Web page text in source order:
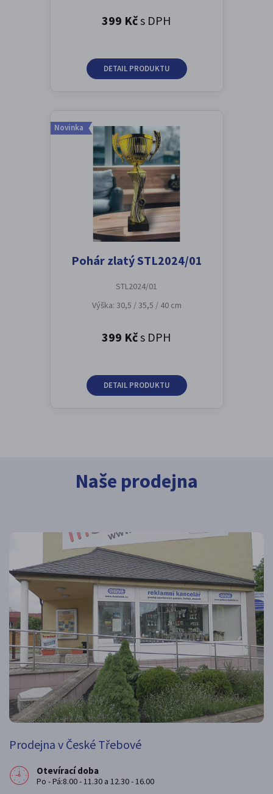
399 Kčs DPH
DETAIL PRODUKTU
Novinka
Pohár zlatý STL2024/01
STL2024/01
Výška: 30,5 / 35,5 / 40 cm
399 Kčs DPH
DETAIL PRODUKTU
Naše prodejna
Prodejna v České Třebové
Otevírací doba
Po - Pá:8.00 - 11.30 a 12.30 - 16.00